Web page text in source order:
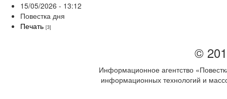
15/05/2026 - 13:12
Повестка дня
Печать [3]
©
Информационное агентство
информационных технологий и